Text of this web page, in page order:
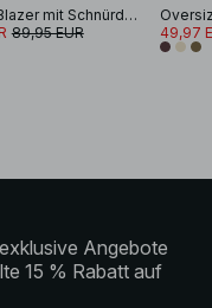
Regular-Blazer mit Schnürdetail
89,95 EUR 49,97
Angebote
15 % Rabatt auf